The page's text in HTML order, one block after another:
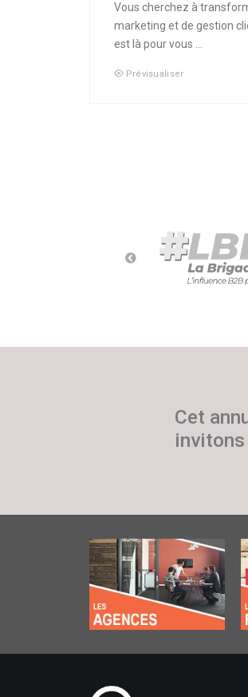
Vous cherchez à
marketing et de gestion
est là pour vous ...
Prévisualiser
Cet